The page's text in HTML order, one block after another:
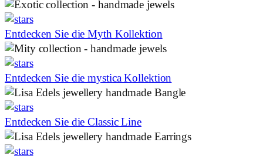
Entdecken Sie die Myth Kollektion
Entdecken Sie die mystica Kollektion
Entdecken Sie die Classic Line